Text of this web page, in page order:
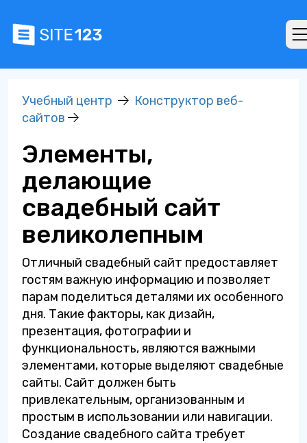
Учебный центр
Конструктор веб-
сайтов
Элементы,
делающие
свадебный сайт
великолепным
Отличный свадебный сайт предоставляет
гостям важную информацию и позволяет
парам поделиться деталями их особенного
дня. Такие факторы, как дизайн,
презентация, фотографии и
функциональность, являются важными
элементами, которые выделяют свадебные
сайты. Сайт должен быть
привлекательным, организованным и
простым в использовании или навигации.
Создание свадебного сайта требует